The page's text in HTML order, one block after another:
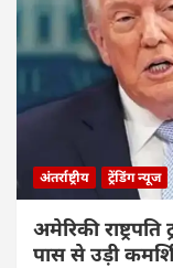
अंतर्राष्ट्रीय ट्रेंडिंग न्यूज
अमेरिकी
पास से उड़ी